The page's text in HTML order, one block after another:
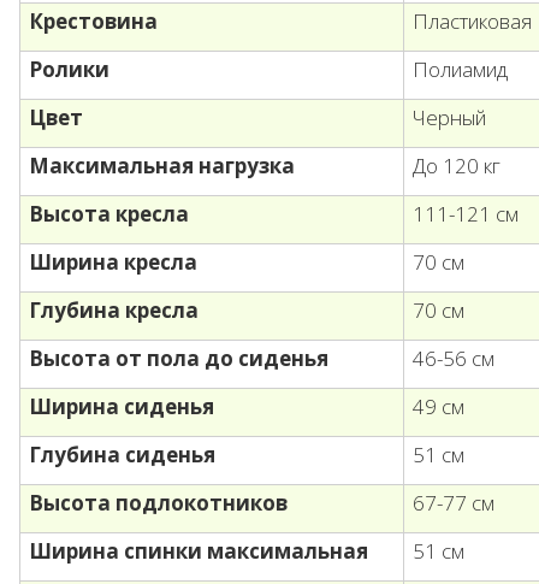
Крестовина
Пластиковая
Ролики
Полиамид
Цвет
Черный
Максимальная нагрузка
До 120 кг
Высота кресла
111-121 см
Ширина кресла
70 см
Глубина кресла
70 см
Высота от пола до сиденья
46-56 см
Ширина сиденья
49 см
Глубина сиденья
51 см
Высота подлокотников
67-77 см
Ширина спинки максимальная
51 см